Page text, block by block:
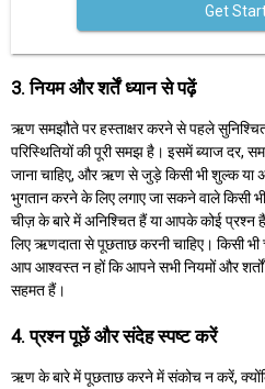
Get
3. नियम और शर्तें ध्यान से पढ़ें
ऋण समझौते पर हस्ताक्षर करने से पहले
परिस्थितियों की पूरी समझ है। इसमें ब्याज दर,
जाना चाहिए, और ऋण से जुड़े किसी भी शुल्क या
भुगतान करने के लिए लगाए जा सकने वाले किसी
चीज़ के बारे में अनिश्चित हैं या आपके कोई
लिए ऋणदाता से पूछताछ करनी चाहिए। किसी
आप आश्वस्त न हों कि आपने सभी नियमों और
सहमत हैं।
4. प्रश्न पूछें और संदेह स्पष्ट करें
ऋण के बारे में पूछताछ करने में संकोच न करें,